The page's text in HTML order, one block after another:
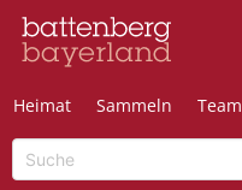
Heimat Sammeln Team